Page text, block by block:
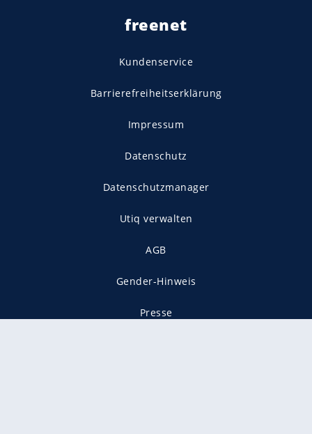
freenet
Kundenservice
Barrierefreiheitserklärung
Impressum
Datenschutz
Datenschutzmanager
Utiq verwalten
AGB
Gender-Hinweis
Presse